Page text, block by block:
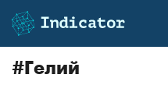
#Гелий